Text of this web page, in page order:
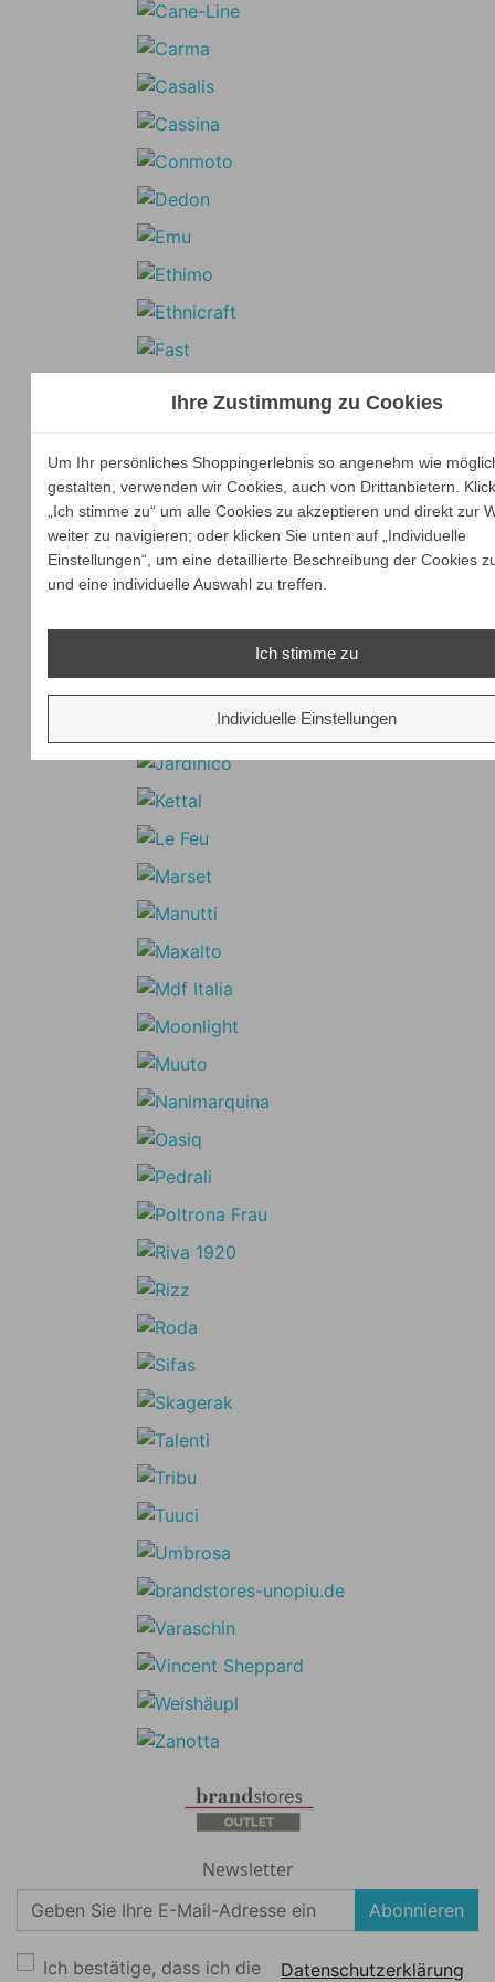
Newsletter
Abonnieren
Ich bestätige, dass ich die Datenschutzerklärung
Ihre Zustimmung zu Cookies
Um Ihr persönliches Shoppingerlebnis so angenehm wie
gestalten, verwenden wir Cookies, auch von Drittanbietern.
„Ich stimme zu“ um alle Cookies zu akzeptieren und direkt zur
weiter zu navigieren; oder klicken Sie unten auf „Individuelle
Einstellungen“, um eine detaillierte Beschreibung der Cookies
und eine individuelle Auswahl zu treffen.
Ich stimme zu
Individuelle Einstellungen